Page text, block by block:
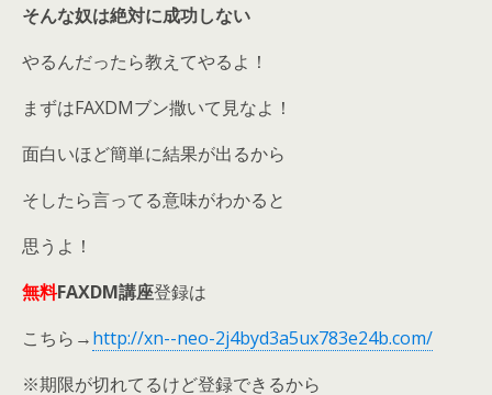
そんな奴は絶対に成功しない
やるんだったら教えてやるよ！
まずはFAXDMブン撒いて見なよ！
面白いほど簡単に結果が出るから
そしたら言ってる意味がわかると
思うよ！
無料FAXDM講座登録は
こちら→http://xn--neo-2j4byd3a5ux783e24b.com/
※期限が切れてるけど登録できるから